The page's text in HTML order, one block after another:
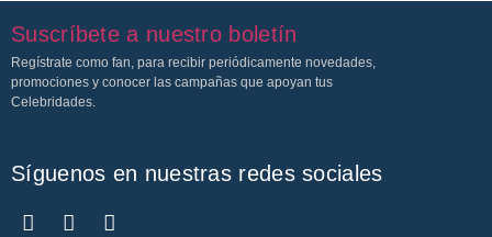
Suscríbete a nuestro boletín
Regístrate como fan, para recibir periódicamente novedades,
promociones y conocer las campañas que apoyan tus
Celebridades.
Síguenos en nuestras redes sociales